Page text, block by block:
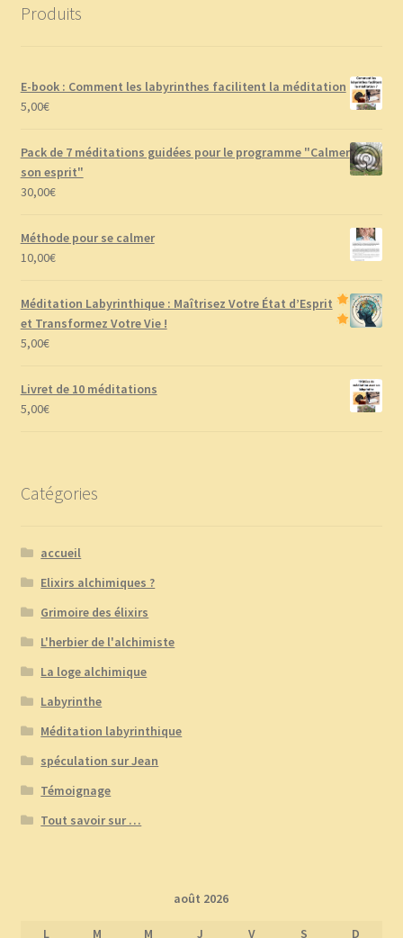
Produits
E-book : Comment les labyrinthes facilitent la méditation
5,00€
Pack de 7 méditations guidées pour le programme "Calmer
son esprit"
30,00€
Méthode pour se calmer
10,00€
Méditation Labyrinthique : Maîtrisez Votre État d’Esprit
et Transformez Votre Vie !
5,00€
Livret de 10 méditations
5,00€
Catégories
accueil
Elixirs alchimiques ?
Grimoire des élixirs
L'herbier de l'alchimiste
La loge alchimique
Labyrinthe
Méditation labyrinthique
spéculation sur Jean
Témoignage
Tout savoir sur …
août 2026
L M M J V S D